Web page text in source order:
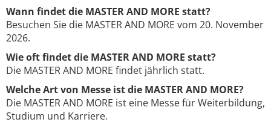
Wann findet die MASTER AND MORE statt?
Besuchen Sie die MASTER AND MORE vom 20. November
2026.
Wie oft findet die MASTER AND MORE statt?
Die MASTER AND MORE findet jährlich statt.
Welche Art von Messe ist die MASTER AND MORE?
Die MASTER AND MORE ist eine Messe für Weiterbildung,
Studium und Karriere.